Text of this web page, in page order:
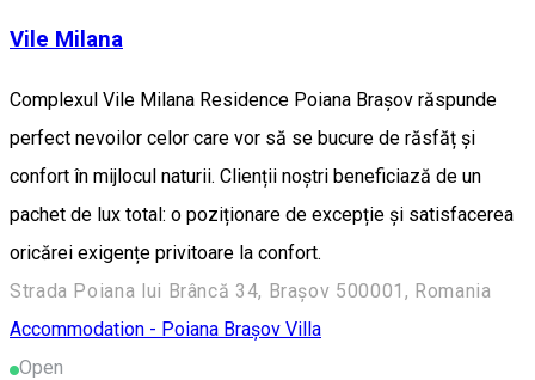
Vile Milana
Complexul Vile Milana Residence Poiana Brașov răspunde
perfect nevoilor celor care vor să se bucure de răsfăț și
confort în mijlocul naturii. Clienții noștri beneficiază de un
pachet de lux total: o poziționare de excepție și satisfacerea
oricărei exigențe privitoare la confort.
Strada Poiana lui Brâncă 34, Brașov 500001, Romania
Accommodation - Poiana Brașov Villa
Open